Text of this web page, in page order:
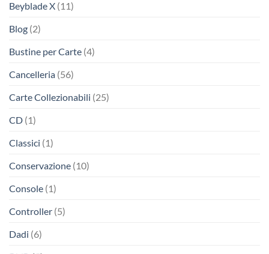
Beyblade X (11)
Blog (2)
Bustine per Carte (4)
Cancelleria (56)
Carte Collezionabili (25)
CD (1)
Classici (1)
Conservazione (10)
Console (1)
Controller (5)
Dadi (6)